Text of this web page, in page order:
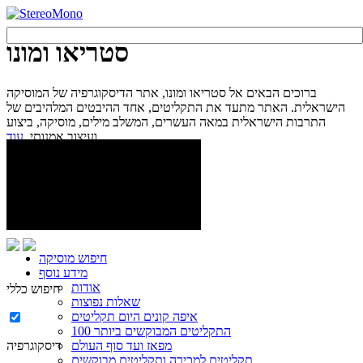
סטריאו ומונו
ברוכים הבאים אל סטריאו ומונו, אתר הדיסקוגרפיה של המוסיקה
הישראלית. האתר מתעד את התקליטים, אחד ההיבטים המלהיבים של
התרבות הישראלית במאה העשרים, המשלב מילים, מוסיקה, ביצוע
ועיצוב אמנותי.עוד...
חיפוש מוסיקה
מידע נוסף
אודות
שאלות נפוצות
איפה קונים היום תקליטים
100 התקליטים המבוקשים ביותר
מפאז ועד סוף העולם
תקליטים למכירה ותקליטים מבוקשים
חיפוש כללי
דיסקוגרפיה